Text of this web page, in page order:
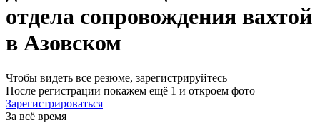
отдела сопровождения вахтой
в Азовском
Чтобы видеть все резюме, зарегистрируйтесь
После регистрации покажем ещё 1 и откроем фото
Зарегистрироваться
За всё время